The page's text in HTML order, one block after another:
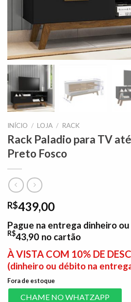
INÍCIO / LOJA / RACK
Rack Paladio para TV
Preto Fosco
R$439,00
Pague na entrega dinheiro
R$43,90 no cartão
À VISTA COM 10% DE
(dinheiro ou débito na
Fora de estoque
CHAME NO WHATZAPP